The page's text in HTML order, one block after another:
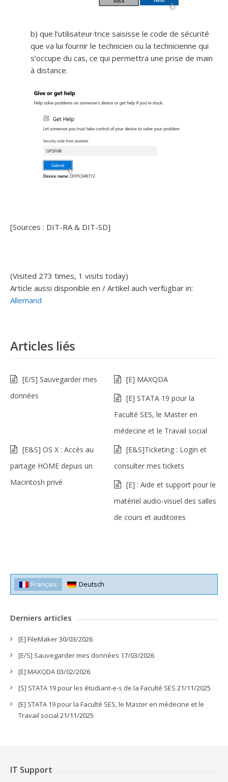
b) que l’utilisateur·trice saisisse le code de sécurité
que va lui fournir le technicien ou la technicienne qui
s’occupe du cas, ce qui permettra une prise de main
à distance.
[Sources : DIT-RA & DIT-SD]
(Visited 273 times, 1 visits today)
Article aussi disponible en / Artikel auch verfügbar in:
Allemand
Articles liés
[E/S] Sauvegarder mes
données
[E] MAXQDA
[E] STATA 19 pour la
Faculté SES, le Master en
médecine et le Travail social
[E&S] OS X : Accès au
partage HOME depuis un
Macintosh privé
[E&S]Ticketing : Login et
consulter mes tickets
[E] : Aide et support pour le
matériel audio-visuel des salles
de cours et auditoires
Français Deutsch
Derniers articles
[E] FileMaker30/03/2026
[E/S] Sauvegarder mes données 17/03/2026
[E] MAXQDA03/02/2026
[S] STATA 19 pour les étudiant-e-s de la Faculté SES 21/11/2025
[E] STATA 19 pour la Faculté SES, le Master en médecine et le
Travail social 21/11/2025
IT Support